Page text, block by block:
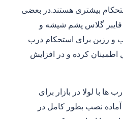
بیشتری هستند.در بعضی
موارد از سایر مواد مانند UPVC فایبر گلاس پشم شیشه و
و رزین برای استحکام درب
اطمینان کرده و در افزایش
با لولا در بازار برای
نصب بطور کامل در